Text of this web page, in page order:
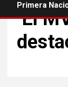
Primera
El